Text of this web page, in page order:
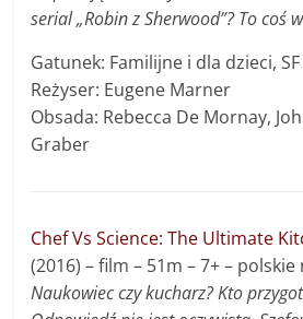
serial „Robin z Sherwood”? To coś
Gatunek: Familijne i dla dzieci,
Reżyser: Eugene Marner
Obsada: Rebecca De Mornay,
Graber
Chef Vs Science: The Ultimate
(2016) – film – 51m – 7+ –
Naukowiec czy kucharz? Kto